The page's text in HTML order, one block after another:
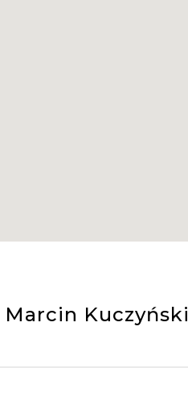
Kuczyński